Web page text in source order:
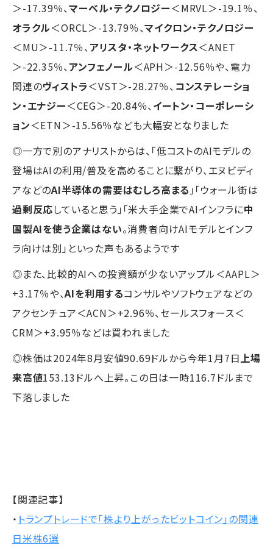
＞-17.39％、マーベル・テクノロジー＜MRVL＞-19.1％、
オラクル＜ORCL＞-13.79％、マイクロン・テクノロジー
＜MU＞-11.7％、アリスタ・ネットワークス＜ANET
＞-22.35％、アンフェノール＜APH＞-12.56％や、電力
関連のヴィストラ＜VST＞-28.27％、 コンステレーショ
ン・エナジー＜CEG＞-20.84％、イートン・コーポレーシ
ョン＜ETN＞-15.56％なども大幅安となりました
◎一方で別のアナリストからは、「低コストのAIモデルの
登場はAIの利用/普及を高めることに繋がり、エヌビディ
アなどのAI半導体の需要はむしろ高まる 」「ウォール街は
過剰反応していると思う」「米大手企業でAIインフラに中
国製AIを使う企業はない。消費者向けAIモデルとインフ
ラ向けは別」といった声もあるようです
◎また、比較的AIへの投資額が少ないアップル＜AAPL＞
+3.17％や、AIを利用するコンサルやソフトウェアなどの
アクセンチュア＜ACN＞+2.96％、セールスフォース＜
CRM＞+3.95％などは買われました
◎株価は2024年8月安値90.69ドルから今年1月7日上場
来高値153.13ドルへ上昇。この日は一時116.7ドルまで
下落しました
【関連記事】
・ トランプトレードで「株より上がったビットコイン」の関連
日米株6選